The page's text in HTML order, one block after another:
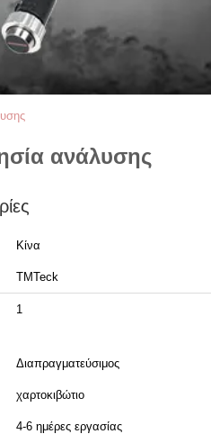
ανάλυσης
Κίνα
TMTeck
1
Διαπραγματεύσιμος
χαρτοκιβώτιο
4-6 ημέρες εργασίας